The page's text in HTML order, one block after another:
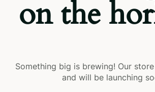
on the
Something big is brewing! Our
and will be launching